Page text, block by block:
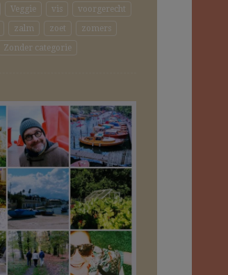
Veggie vis
voorgerecht
zalm zoet
zomers
Zonder categorie